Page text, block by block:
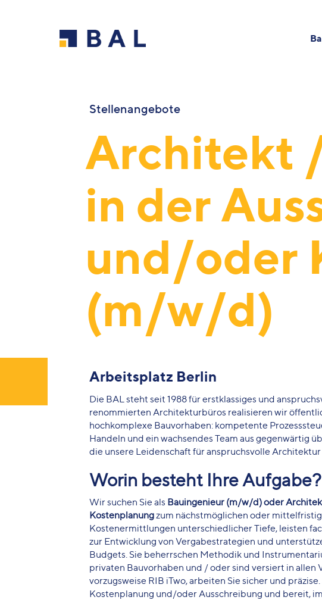
Stellenangebote
Architekt
in der
und/oder
(m/w/d)
Arbeitsplatz Berlin
Die BAL steht seit 1988 für erstklassiges und
renommierten Architekturbüros realisieren wir
hochkomplexe Bauvorhaben: kompetente
Handeln und ein wachsendes Team aus
die unsere Leidenschaft für anspruchsvolle
Worin besteht Ihre Aufgabe?
Wir suchen Sie als Bauingenieur (m/w/d) oder
Kostenplanungzum nächstmöglichen oder
Kostenermittlungen unterschiedlicher Tiefe, leisten
zur Entwicklung von Vergabestrategien und
Budgets. Sie beherrschen Methodik und
privaten Bauvorhaben und / oder sind versiert in
vorzugsweise RIB iTwo, arbeiten Sie sicher und
Kostenplanung und/oder Ausschreibung und bereit,